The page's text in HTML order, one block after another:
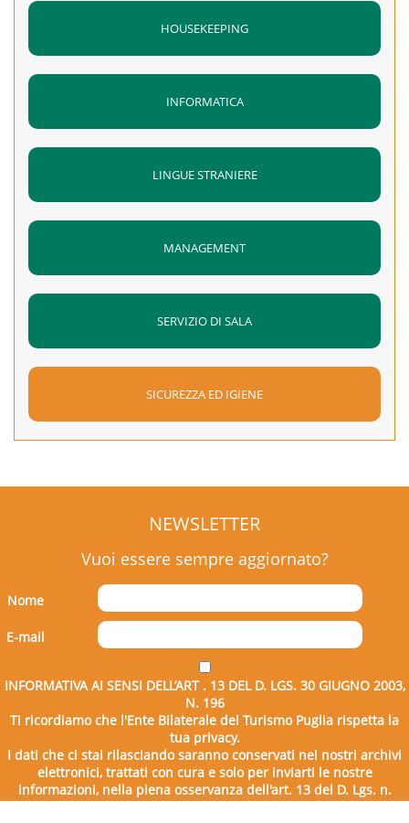
HOUSEKEEPING
INFORMATICA
LINGUE STRANIERE
MANAGEMENT
SERVIZIO DI SALA
SICUREZZA ED IGIENE
NEWSLETTER
Vuoi essere sempre aggiornato?
Nome
E-mail
INFORMATIVA AI SENSI DELL’ART . 13 DEL D. LGS. 30 GIUGNO 2003,
N. 196
Ti ricordiamo che l'Ente Bilaterale del Turismo Puglia rispetta la
tua privacy.
I dati che ci stai rilasciando saranno conservati nei nostri archivi
elettronici, trattati con cura e solo per inviarti le nostre
informazioni, nella piena osservanza dell'art. 13 del D. Lgs. n.
196/2003.